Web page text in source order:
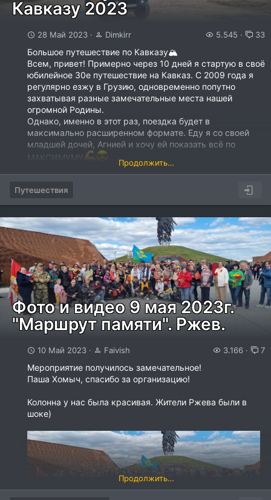
Кавказу 2023
28 Май 2023 Dimkirr 5.545 33
Большое путешествие по Кавказу🏔
Всем, привет! Примерно через 10 дней я стартую в своё
юбилейное 30е путешествие на Кавказ. С 2009 года я
регулярно езжу в Грузию, одновременно попутно
захватывая разные замечательные места нашей
огромной Родины.
Однако, именно в этот раз, поездка будет в
максимально расширенном формате. Еду я со своей
младшей дочей, Агнией и хочу ей показать всё по
МАКСИМУМУ
Продолжить…
Путешествия
Фото и видео 9 мая 2023г.
"Маршрут памяти". Ржев.
10 Май 2023 Faivish 3.166 7
Мероприятие получилось замечательное!
Паша Хомыч, спасибо за организацию!
Колонна у нас была красивая. Жители Ржева были в
шоке)
Продолжить…